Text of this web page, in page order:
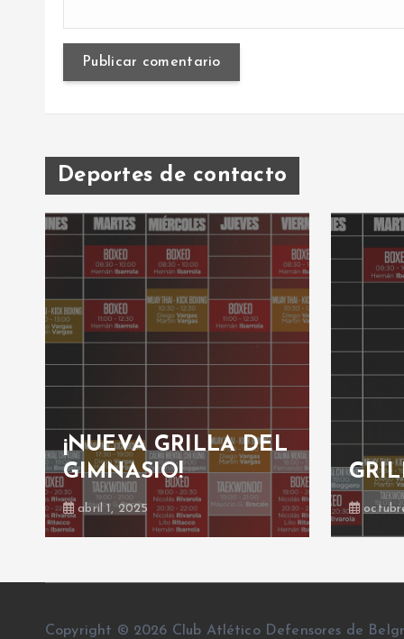
Deportes de contacto
¡NUEVA GRILLA DEL
GIMNASIO!
abril 1, 2025
Copyright © 2026 Club Atlético Defensores de